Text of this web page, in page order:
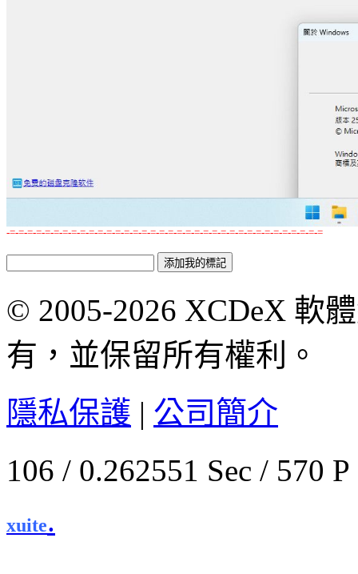
-=-=-=-=-=-=-=-=-=-=-=-=-=-=-=-=-=-=-=-=-=-=-=-=-=-=-=-=-=-=-=-=-=-=-=-=
© 2005-2026 XCDeX 軟
有，並保留所有權利。
隱私保護 | 公司簡介
106 / 0.262551 Sec / 570
xuite.